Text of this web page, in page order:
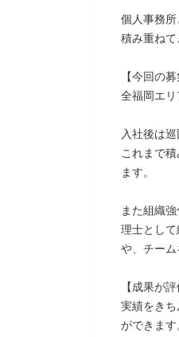
個人事務
積み重ね
【今回の
全福岡エ
入社後は
これまで
ます。
また組織
理士とし
や、チー
【成果が
実績をき
ができま